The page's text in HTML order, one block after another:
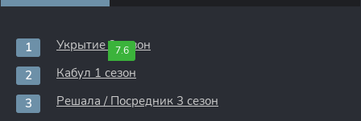
7.6
Укрытие 3 сезон
Кабул 1 сезон
Решала / Посредник 3 сезон